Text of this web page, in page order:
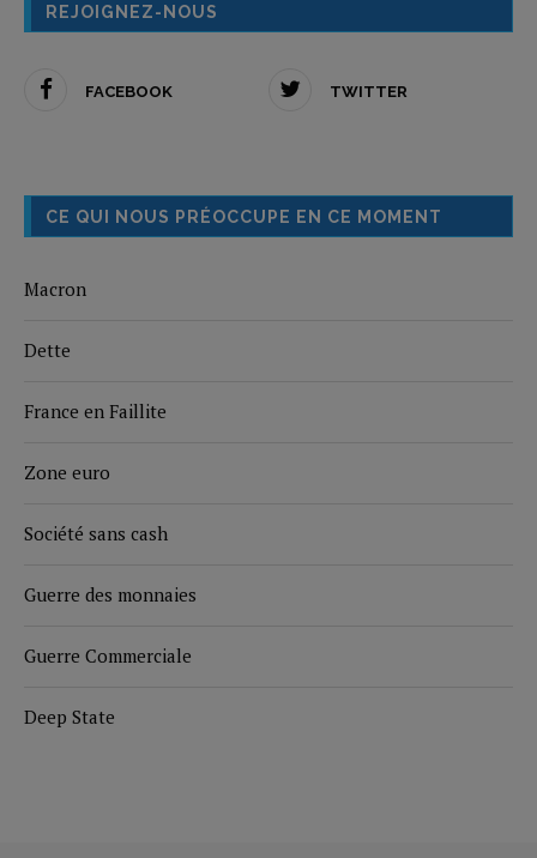
REJOIGNEZ-NOUS
FACEBOOK TWITTER
CE QUI NOUS PRÉOCCUPE EN CE MOMENT
Macron
Dette
France en Faillite
Zone euro
Société sans cash
Guerre des monnaies
Guerre Commerciale
Deep State